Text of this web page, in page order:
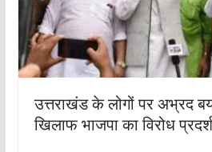
उत्तराखंड के लोगों पर अभ्रद
खिलाफ भाजपा का विरोध